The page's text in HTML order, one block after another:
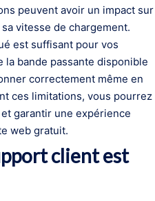
peuvent avoir un impact sur
vitesse de chargement.
est suffisant pour vos
bande passante disponible
correctement même en
ces limitations, vous pourrez
garantir une expérience
web gratuit.
client est